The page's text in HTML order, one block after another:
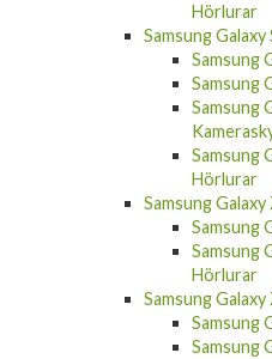
Samsung Galaxy
Samsung
Samsung
Samsung
Samsung
Hörlurar
Samsung Galaxy
Samsung
Samsung
Hörlurar
Samsung Galaxy
Samsung
Samsung
Hörlurar